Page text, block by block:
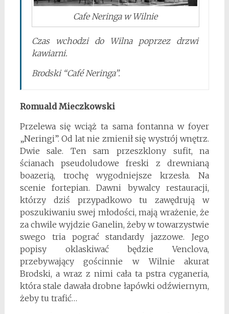
Cafe Neringa w Wilnie
Czas wchodzi do Wilna poprzez drzwi
kawiarni.
Brodski “Café Neringa”.
Romuald Mieczkowski
Przelewa się wciąż ta sama fontanna w foyer
„Neringi”. Od lat nie zmienił się wystrój wnętrz.
Dwie sale. Ten sam przeszklony sufit, na
ścianach pseudoludowe freski z drewnianą
boazerią, trochę wygodniejsze krzesła. Na
scenie fortepian. Dawni bywalcy restauracji,
którzy dziś przypadkowo tu zawędrują w
poszukiwaniu swej młodości, mają wrażenie, że
za chwile wyjdzie Ganelin, żeby w towarzystwie
swego tria pograć standardy jazzowe. Jego
popisy oklaskiwać będzie Venclova,
przebywający gościnnie w Wilnie akurat
Brodski, a wraz z nimi cała ta pstra cyganeria,
która stale dawała drobne łapówki odźwiernym,
żeby tu trafić…